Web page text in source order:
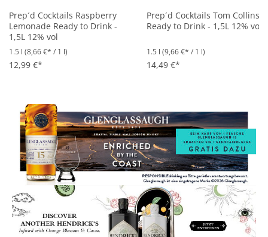
Prep´d Cocktails Raspberry
Lemonade Ready to Drink -
1,5L 12% vol
1.5 l (8,66 €* / 1 l)
12,99 €*
Prep´d Cocktails Tom Collins
Ready to Drink - 1,5L 12% vol
1.5 l (9,66 €* / 1 l)
14,49 €*